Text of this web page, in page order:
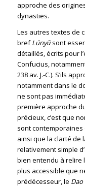
approche des
dynasties.
Les autres textes de
brefLúnyǔsont
détaillés, écrits pour
Confucius,
238 av. J.-C.). S’ils
notamment dans le
ne sont pas
première approche
précieux, c’est que
sont contemporaines
ainsi que la clarté de
relativement simple
bien entendu à relire
plus accessible que
prédécesseur, le